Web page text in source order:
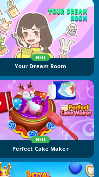
NEU
Your Dream Room
NEU
Perfect Cake Maker